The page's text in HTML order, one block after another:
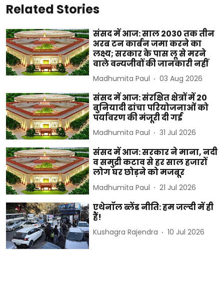
Related Stories
संसद में आज: साल 2030 तक तीन
अरब टन कार्बन जमा करने का
लक्ष्य; सरकार के पास लू से मरने
वाले वन्यजीवों की जानकारी नहीं
Madhumita Paul 03 Aug 2026
संसद में आज: संरक्षित क्षेत्रों में 20
बुनियादी ढांचा परियोजनाओं को
पर्यावरण की मंजूरी दी गई
Madhumita Paul 31 Jul 2026
संसद में आज: सरकार ने माना, नदी
व समुद्री कटाव से हर साल हजारों
लोग घर छोड़ने को मजबूर
Madhumita Paul 21 Jul 2026
एथेनॉल ब्लेंड नीति: हम जल्दी में ही
हैं!
Kushagra Rajendra 10 Jul 2026